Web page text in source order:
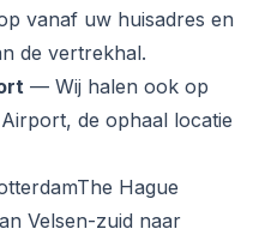
vanaf uw huisadres en
de vertrekhal.
— Wij halen ook op
de ophaal locatie
Hague
Velsen-zuid naar